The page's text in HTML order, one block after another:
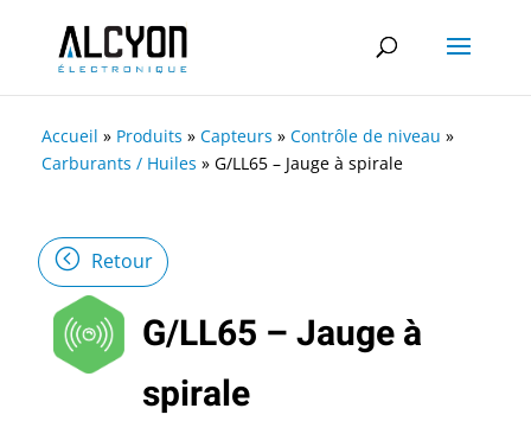
Accueil » Produits » Capteurs » Contrôle de niveau »
Carburants / Huiles » G/LL65 – Jauge à spirale
Retour
G/LL65 – Jauge à
spirale